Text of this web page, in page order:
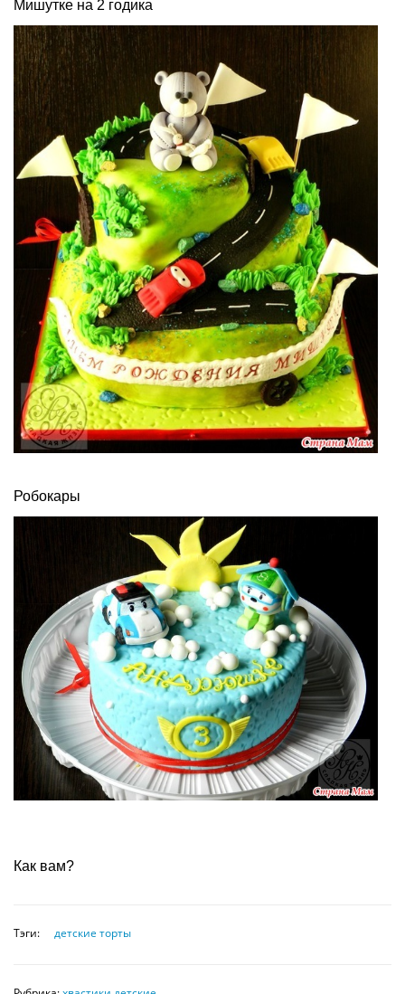
Мишутке на 2 годика
Робокары
Как вам?
Тэги: детские торты